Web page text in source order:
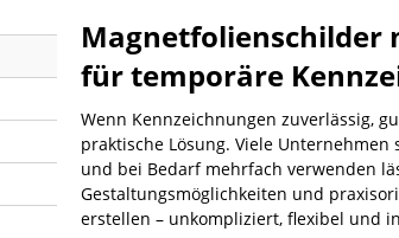
Magnetfolienschilder
für temporäre
Wenn Kennzeichnungen zuverlässig,
praktische Lösung. Viele
und bei Bedarf mehrfach verwenden
Gestaltungsmöglichkeiten und
erstellen – unkompliziert, flexibel und